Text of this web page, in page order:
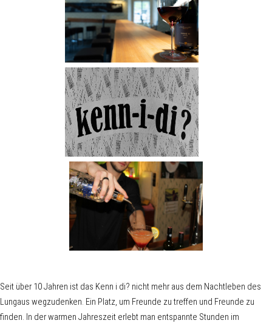
Seit über 10 Jahren ist das Kenn i di? nicht mehr aus dem Nachtleben des
Lungaus wegzudenken. Ein Platz, um Freunde zu treffen und Freunde zu
finden. In der warmen Jahreszeit erlebt man entspannte Stunden im